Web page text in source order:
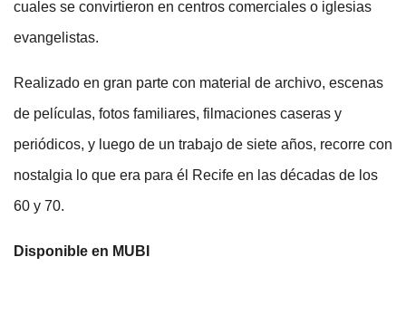
cuales se convirtieron en centros comerciales o iglesias
evangelistas.
Realizado en gran parte con material de archivo, escenas
de películas, fotos familiares, filmaciones caseras y
periódicos, y luego de un trabajo de siete años, recorre con
nostalgia lo que era para él Recife en las décadas de los
60 y 70.
Disponible en MUBI